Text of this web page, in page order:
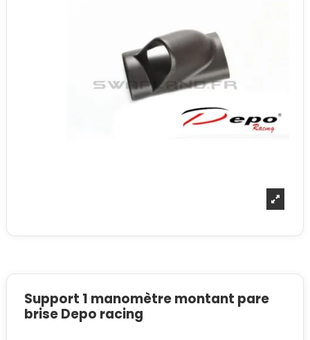
Support 1 manomètre montant pare
brise Depo racing